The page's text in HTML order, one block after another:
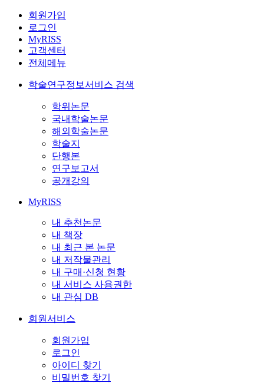
회원가입
로그인
MyRISS
고객센터
전체메뉴
학술연구정보서비스 검색
학위논문
국내학술논문
해외학술논문
학술지
단행본
연구보고서
공개강의
MyRISS
내 추천논문
내 책장
내 최근 본 논문
내 저작물관리
내 구매·신청 현황
내 서비스 사용권한
내 관심 DB
회원서비스
회원가입
로그인
아이디 찾기
비밀번호 찾기